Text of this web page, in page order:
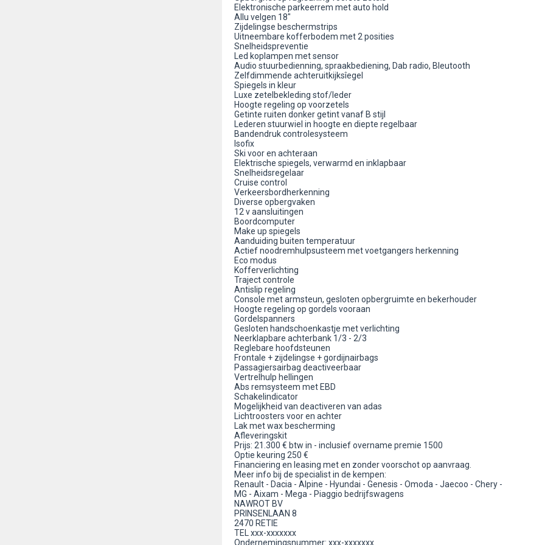
Elektronische parkeerrem met auto hold
Allu velgen 18"
Zijdelingse beschermstrips
Uitneembare kofferbodem met 2 posities
Snelheidspreventie
Led koplampen met sensor
Audio stuurbedienning, spraakbediening, Dab radio, Bleutooth
Zelfdimmende achteruitkijksîegel
Spiegels in kleur
Luxe zetelbekleding stof/leder
Hoogte regeling op voorzetels
Getinte ruiten donker getint vanaf B stijl
Lederen stuurwiel in hoogte en diepte regelbaar
Bandendruk controlesysteem
Isofix
Ski voor en achteraan
Elektrische spiegels, verwarmd en inklapbaar
Snelheidsregelaar
Cruise control
Verkeersbordherkenning
Diverse opbergvaken
12 v aansluitingen
Boordcomputer
Make up spiegels
Aanduiding buiten temperatuur
Actief noodremhulpsusteem met voetgangers herkenning
Eco modus
Kofferverlichting
Traject controle
Antislip regeling
Console met armsteun, gesloten opbergruimte en bekerhouder
Hoogte regeling op gordels vooraan
Gordelspanners
Gesloten handschoenkastje met verlichting
Neerklapbare achterbank 1/3 - 2/3
Reglebare hoofdsteunen
Frontale + zijdelingse + gordijnairbags
Passagiersairbag deactiveerbaar
Vertrelhulp hellingen
Abs remsysteem met EBD
Schakelindicator
Mogelijkheid van deactiveren van adas
Lichtroosters voor en achter
Lak met wax bescherming
Afleveringskit
Prijs: 21.300 € btw in - inclusief overname premie 1500
Optie keuring 250 €
Financiering en leasing met en zonder voorschot op aanvraag.
Meer info bij de specialist in de kempen:
Renault - Dacia - Alpine - Hyundai - Genesis - Omoda - Jaecoo - Chery -
MG - Aixam - Mega - Piaggio bedrijfswagens
NAWROT BV
PRINSENLAAN 8
2470 RETIE
TEL xxx-xxxxxxx
Ondernemingsnummer: xxx-xxxxxxx